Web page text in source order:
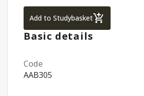
Add to Studybasket
Preparatory
Basic details
Code
AAB305